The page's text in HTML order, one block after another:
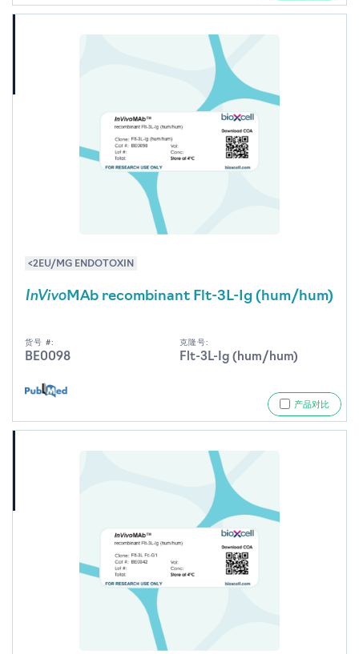
<2EU/MG ENDOTOXIN
InVivoMAb recombinant Flt-3L-Ig (hum/hum)
货号 #:
BE0098
克隆号:
Flt-3L-Ig (hum/hum)
产品对比